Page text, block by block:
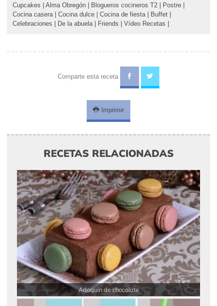
Cupcakes | Alma Obregón | Blogueros cocineros T2 | Postre |
Cocina casera | Cocina dulce | Cocina de fiesta | Buffet |
Celebraciones | De la abuela | Friends | Vídeo Recetas |
Comparte esta receta
Imprimir
RECETAS RELACIONADAS
Adoquín de chocolate